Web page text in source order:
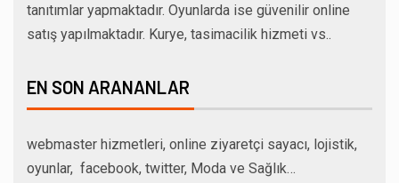
tanıtımlar yapmaktadır. Oyunlarda ise güvenilir online
satış yapılmaktadır. Kurye, tasimacilik hizmeti vs..
EN SON ARANANLAR
webmaster hizmetleri, online ziyaretçi sayacı, lojistik,
oyunlar, facebook, twitter, Moda ve Sağlık…